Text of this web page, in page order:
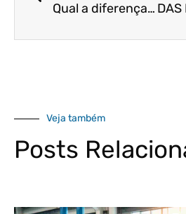
Qual a diferença entre PIS e COFINS cumulativo e não cumulativo? Descubra!
Veja também
Posts